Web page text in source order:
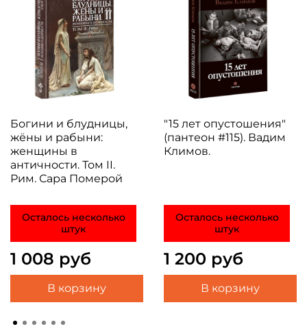
Богини и блудницы,
жёны и рабыни:
женщины в
античности. Том II.
Рим. Сара Померой
Осталось несколько
штук
1 008 руб
В корзину
"15 лет опустошения"
(пантеон #115). Вадим
Климов.
Осталось несколько
штук
1 200 руб
В корзину